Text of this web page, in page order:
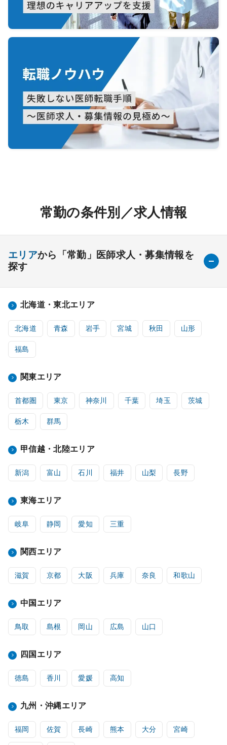
常勤の条件別／求人情報
エリアから「常勤」医師求人・募集情報を
探す
北海道・東北エリア
北海道 青森 岩手 宮城 秋田 山形
福島
関東エリア
首都圏 東京 神奈川 千葉 埼玉 茨城
栃木 群馬
甲信越・北陸エリア
新潟 富山 石川 福井 山梨 長野
東海エリア
岐阜 静岡 愛知 三重
関西エリア
滋賀 京都 大阪 兵庫 奈良 和歌山
中国エリア
鳥取 島根 岡山 広島 山口
四国エリア
徳島 香川 愛媛 高知
九州・沖縄エリア
福岡 佐賀 長崎 熊本 大分 宮崎